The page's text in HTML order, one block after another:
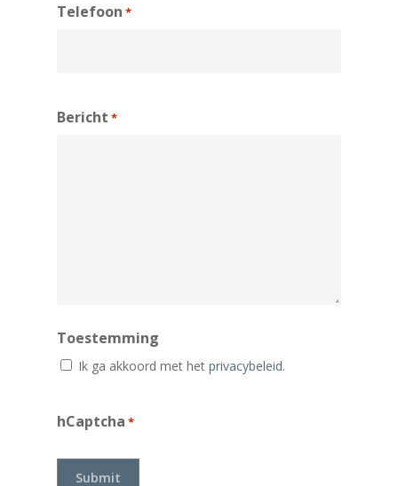
Telefoon *
Bericht *
Toestemming
Ik ga akkoord met hetprivacybeleid.
hCaptcha *